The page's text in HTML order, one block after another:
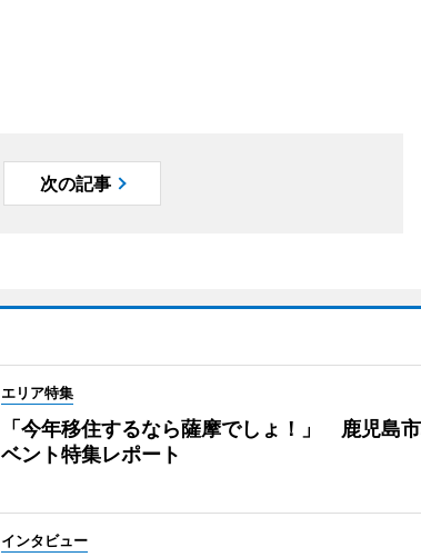
次の記事
エリア特集
「今年移住するなら薩摩でしょ！」 鹿児島
ベント特集レポート
インタビュー